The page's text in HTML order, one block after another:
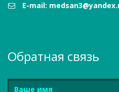
E-mail:
Обратная связь
Имя